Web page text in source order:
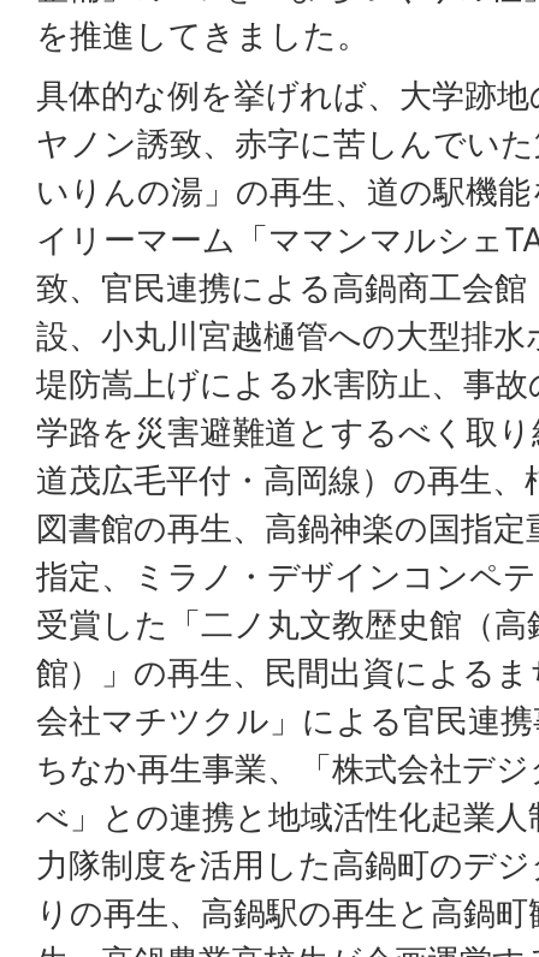
を推進してきました。
具体的な例を挙げれば、大学跡
ヤノン誘致、赤字に苦しんでい
いりんの湯」の再生、道の駅機
イリーマーム「ママンマルシェ
致、官民連携による高鍋商工会
設、小丸川宮越樋管への大型排
堤防嵩上げによる水害防止、事
学路を災害避難道とするべく取
道茂広毛平付・高岡線）の再生、
図書館の再生、高鍋神楽の国指
指定、ミラノ・デザインコンペ
受賞した「二ノ丸文教歴史館（
館）」の再生、民間出資による
会社マチツクル」による官民連
ちなか再生事業、「株式会社デ
べ」との連携と地域活性化起業
力隊制度を活用した高鍋町のデ
りの再生、高鍋駅の再生と高鍋